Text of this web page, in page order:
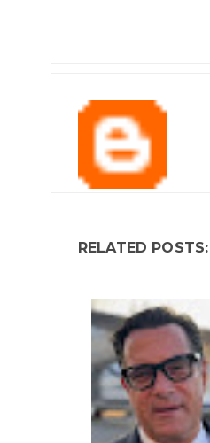
RELATED POSTS: